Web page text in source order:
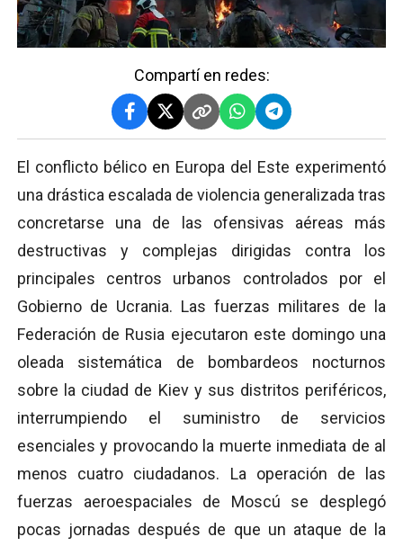
Compartí en redes:
El conflicto bélico en Europa del Este experimentó
una drástica escalada de violencia generalizada tras
concretarse una de las ofensivas aéreas más
destructivas y complejas dirigidas contra los
principales centros urbanos controlados por el
Gobierno de Ucrania. Las fuerzas militares de la
Federación de Rusia ejecutaron este domingo una
oleada sistemática de bombardeos nocturnos
sobre la ciudad de Kiev y sus distritos periféricos,
interrumpiendo el suministro de servicios
esenciales y provocando la muerte inmediata de al
menos cuatro ciudadanos. La operación de las
fuerzas aeroespaciales de Moscú se desplegó
pocas jornadas después de que un ataque de la